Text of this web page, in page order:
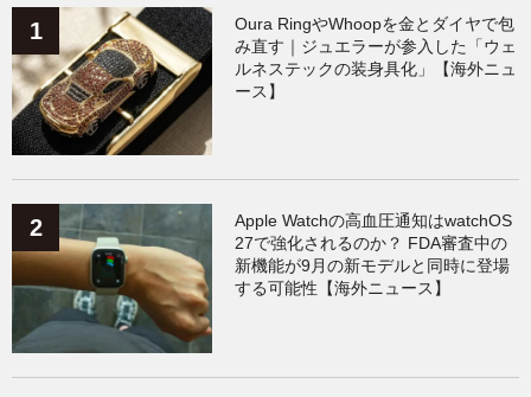
Galaxy（136）
ワークアウト（131）
AppleWatchアクセサリー
Xiaomi（119）
Oura RingやWhoopを金とダイヤで包
み直す｜ジュエラーが参入した「ウェ
ルネステックの装身具化」【海外ニュ
ース】
Apple Watchの高血圧通知はwatchOS
27で強化されるのか？ FDA審査中の
新機能が9月の新モデルと同時に登場
する可能性【海外ニュース】